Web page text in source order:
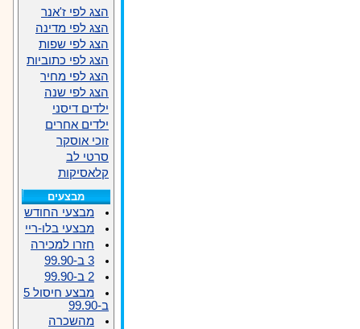
הצג לפי ז'אנר
הצג לפי מדינה
הצג לפי שפות
הצג לפי כתוביות
הצג לפי מחיר
הצג לפי שנה
ילדים דיסני
ילדים אחרים
זוכי אוסקר
סרטי לב
קלאסיקות
מבצעים
מבצעי החודש
מבצעי בלו-ריי
חזרו למכירה
3 ב-99.90
2 ב-99.90
מבצע חיסול 5
ב-99.90
מהשכרה